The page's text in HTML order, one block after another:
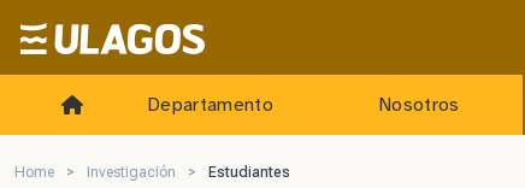
Ulagos Template
Departamento Nosotros
Home > Investigación > Estudiantes